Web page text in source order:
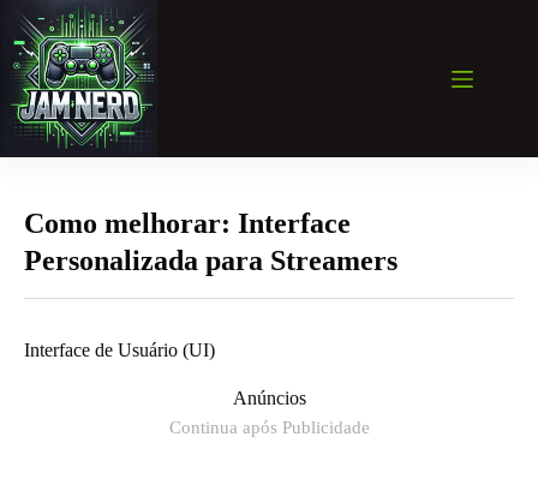
para
conteúdo
Como melhorar: Interface
Personalizada para Streamers
Interface de Usuário (UI)
Anúncios
Continua após Publicidade